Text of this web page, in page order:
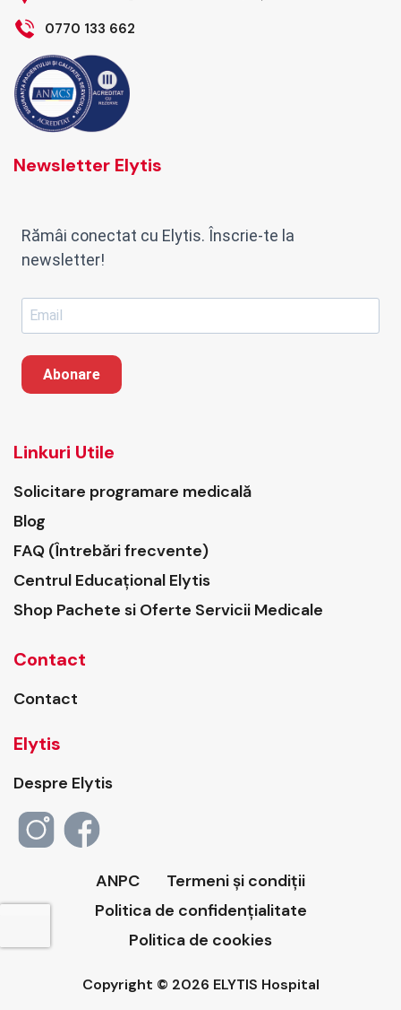
0770 133 662
Newsletter Elytis
Rămâi conectat cu Elytis. Înscrie-te la
newsletter!
Abonare
Linkuri Utile
Solicitare programare medicală
Blog
FAQ (Întrebări frecvente)
Centrul Educațional Elytis
Shop Pachete si Oferte Servicii Medicale
Contact
Contact
Elytis
Despre Elytis
ANPC
Termeni și condiții
Politica de confidențialitate
Politica de cookies
Copyright © 2026 ELYTIS Hospital